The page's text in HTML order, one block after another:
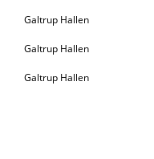
Galtrup Hallen
Galtrup Hallen
Galtrup Hallen